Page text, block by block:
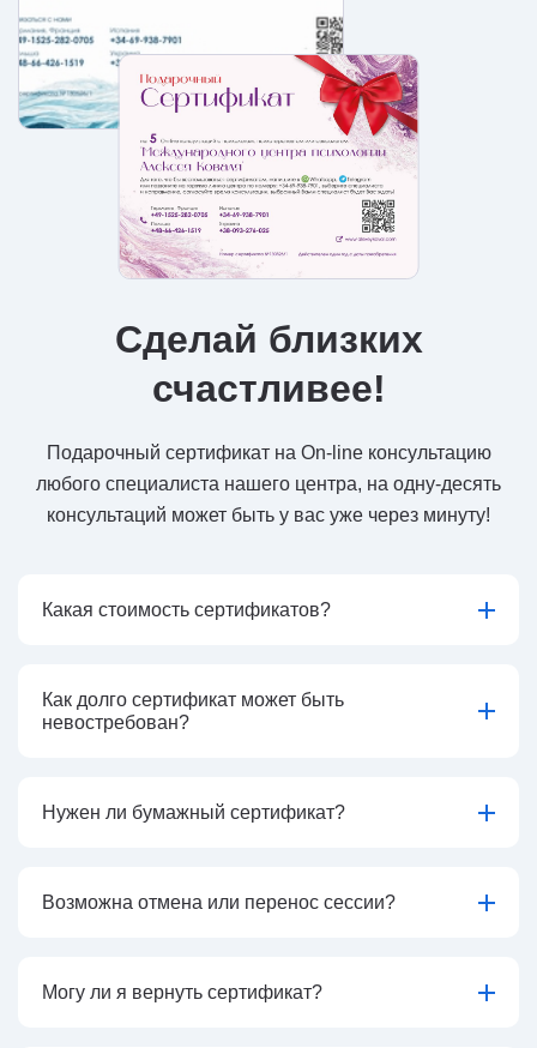
Сделай близких
счастливее!
Подарочный сертификат на On-line консультацию
любого специалиста нашего центра, на одну-десять
консультаций может быть у вас уже через минуту!
Какая стоимость сертификатов?
Как долго сертификат может быть
невостребован?
Нужен ли бумажный сертификат?
Возможна отмена или перенос сессии?
Могу ли я вернуть сертификат?